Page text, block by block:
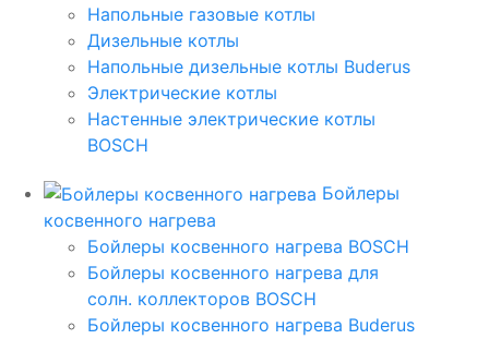
Напольные газовые котлы
Дизельные котлы
Напольные дизельные котлы Buderus
Электрические котлы
Настенные электрические котлы
BOSCH
Бойлеры
косвенного нагрева
Бойлеры косвенного нагрева BOSCH
Бойлеры косвенного нагрева для
солн. коллекторов BOSCH
Бойлеры косвенного нагрева Buderus